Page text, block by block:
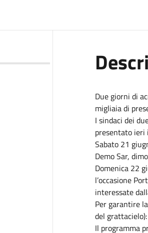
Due giorni di
migliaia di
I sindaci dei
presentato ieri
Sabato 21
Demo Sar,
Domenica 22
l’occasione
interessate
Per garantire
del
Il programma